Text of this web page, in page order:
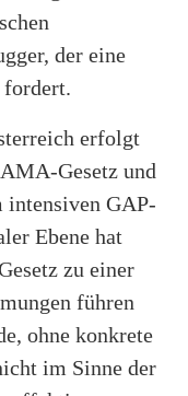
der eine
fordert.
erfolgt
Gesetz und
intensiven GAP-
Ebene hat
zu einer
führen
ohne konkrete
im Sinne der